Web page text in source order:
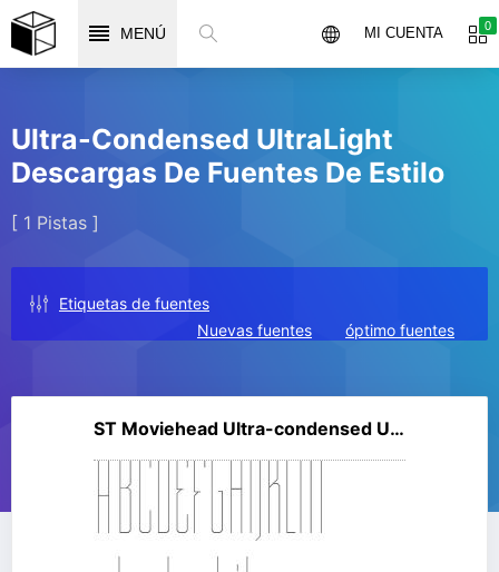
MENÚ 0
MI CUENTA
Ultra-Condensed UltraLight
Descargas De Fuentes De Estilo
[ 1 Pistas ]
Etiquetas de fuentes
Nuevas fuentes
óptimo fuentes
ST Moviehead Ultra-condensed UltraLight